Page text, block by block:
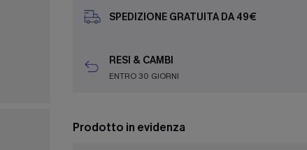
SPEDIZIONE GRATUITA DA 49€
RESI & CAMBI
ENTRO 30 GIORNI
Prodotto in evidenza